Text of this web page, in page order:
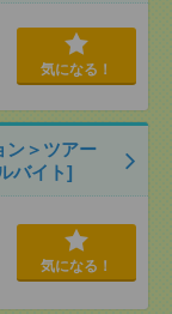
気になる！
ン＞ツアー
バイト]
気になる！